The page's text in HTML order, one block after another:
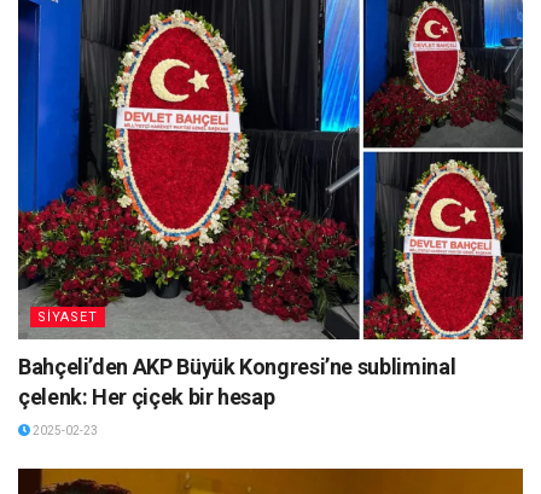
SİYASET
Bahçeli’den AKP Büyük Kongresi’ne subliminal
çelenk: Her çiçek bir hesap
2025-02-23